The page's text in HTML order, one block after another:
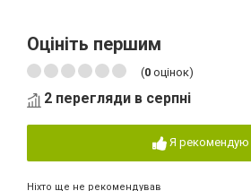
Оцініть першим
(0 оцінок)
2 перегляди в серпні
Я рекомендую
Ніхто ще не рекомендував